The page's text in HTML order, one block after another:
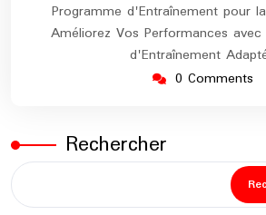
Programme d'Entraînement pour
Améliorez Vos Performances
d'Entraînement
0 Comments
Rechercher